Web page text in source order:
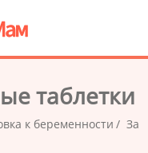
таблетки
к беременности